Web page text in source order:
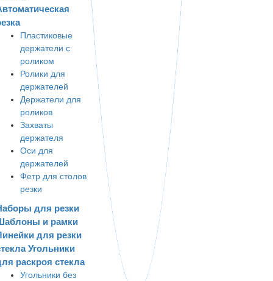
Пластиковые
держатели с
роликом
Ролики для
держателей
Держатели для
роликов
Захваты
держателя
Оси для
держателей
Фетр для столов
резки
для резки
и рамки
для резки
Угольники
раскроя стекла
Угольники без